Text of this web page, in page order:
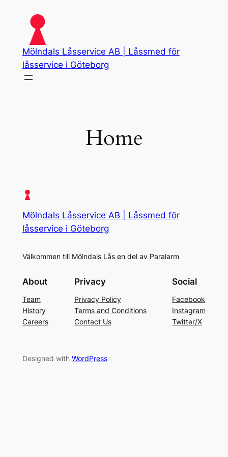
content
Mölndals Låsservice AB | Låssmed för
låsservice i Göteborg
Home
Mölndals Låsservice AB | Låssmed för
låsservice i Göteborg
Välkommen till Mölndals Lås en del av Paralarm
About
Team
History
Careers
Privacy
Privacy Policy
Terms and Conditions
Contact Us
Social
Facebook
Instagram
Twitter/X
Designed with WordPress